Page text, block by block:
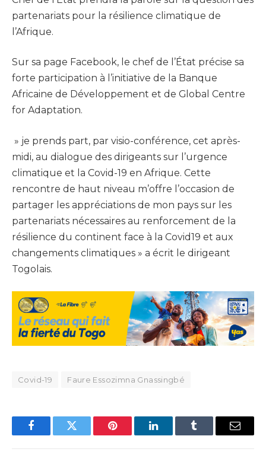
partenariats pour la résilience climatique de
l’Afrique.
Sur sa page Facebook, le chef de l’État précise sa
forte participation à l’initiative de la Banque
Africaine de Développement et de Global Centre
for Adaptation.
» je prends part, par visio-conférence, cet après-
midi, au dialogue des dirigeants sur l’urgence
climatique et la Covid-19 en Afrique. Cette
rencontre de haut niveau m’offre l’occasion de
partager les appréciations de mon pays sur les
partenariats nécessaires au renforcement de la
résilience du continent face à la Covid19 et aux
changements climatiques » a écrit le dirigeant
Togolais.
Covid-19 Faure Essozimna Gnassingbé
FacebookTwitter Pinterest LinkedInTumblr Email